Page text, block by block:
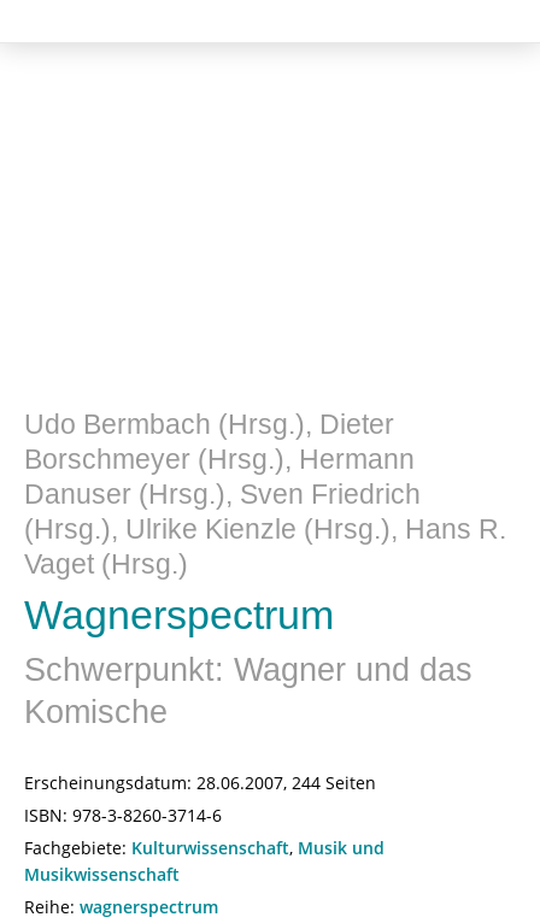
Udo Bermbach (Hrsg.), Dieter
Borschmeyer (Hrsg.), Hermann
Danuser (Hrsg.), Sven Friedrich
(Hrsg.), Ulrike Kienzle (Hrsg.), Hans R.
Vaget (Hrsg.)
Wagnerspectrum
Schwerpunkt: Wagner und das
Komische
Erscheinungsdatum: 28.06.2007, 244 Seiten
ISBN: 978-3-8260-3714-6
Fachgebiete: Kulturwissenschaft, Musik und
Musikwissenschaft
Reihe: wagnerspectrum